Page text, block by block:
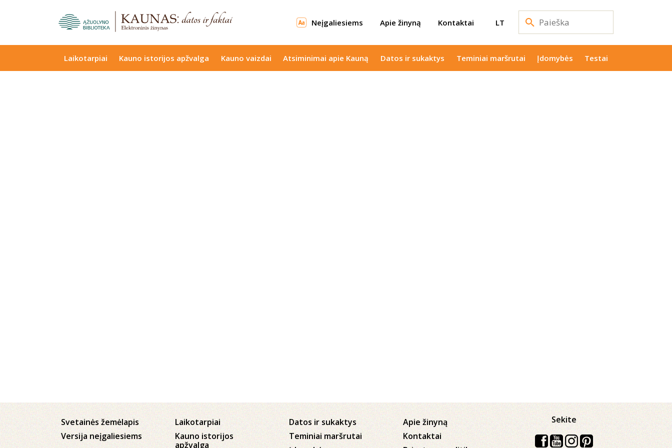
Neįgaliesiems Apie žinyną Kontaktai LT
Laikotarpiai Kauno istorijos apžvalga Kauno vaizdai Atsiminimai apie Kauną Datos ir sukaktys Teminiai maršrutai Įdomybės Testai
Svetainės žemėlapis
Versija neįgaliesiems
Laikotarpiai
Kauno istorijos
apžvalga
Datos ir sukaktys
Teminiai maršrutai
Apie žinyną
Kontaktai
Sekite